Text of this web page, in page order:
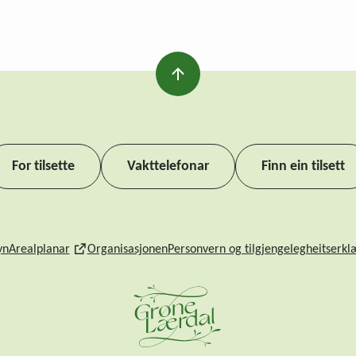
For tilsette Vakttelefonar Finn ein tilsett
Arealplanar OrganisasjonenPersonvern og